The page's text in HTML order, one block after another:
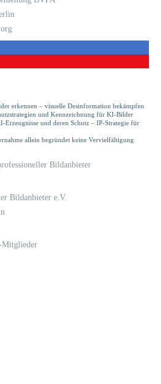
erkennen – visuelle Desinformation bekämpfen
und Kennzeichnung für KI-Bilder
Erzeugnisse und deren Schutz – IP-Strategie für
allein begründet keine Vervielfältigung
Bildanbieter e.V.
Mitglieder